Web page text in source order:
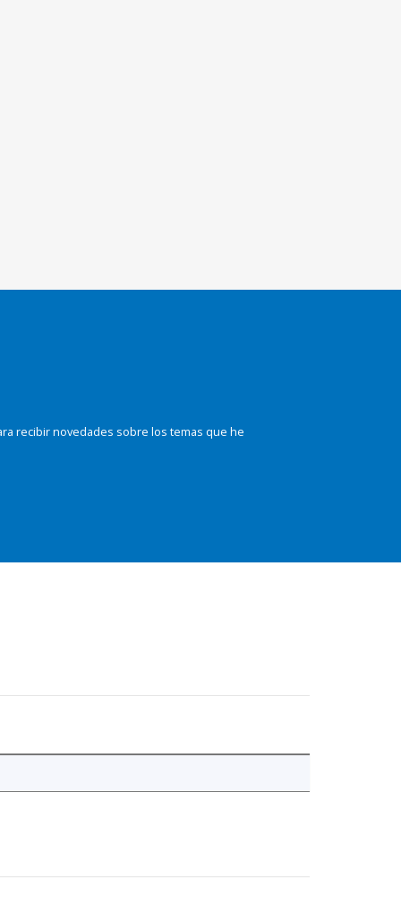
recibir novedades sobre los temas que he